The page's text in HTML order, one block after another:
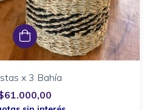
x 3 Bahía